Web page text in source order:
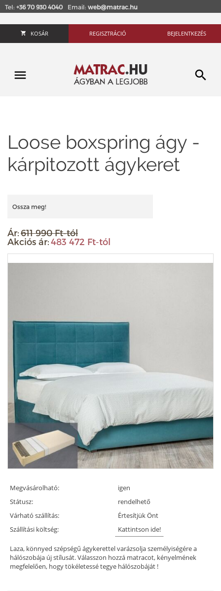
Tel: +36 70 930 4040 Email: web@matrac.hu
KOSÁR REGISZTRÁCIÓ BEJELENTKEZÉS
Loose boxspring ágy -
kárpitozott ágykeret
Ossza meg!
Ár:611 990 Ft-tól
Akciós ár:483 472 Ft-tól
Megvásárolható:
igen
Státusz:
rendelhető
Várható szállítás:
Értesítjük Önt
Szállítási költség:
Kattintson ide!
Laza, könnyed szépségű ágykerettel varázsolja személyiségére a
hálószobája új stílusát. Válasszon hozzá matracot, kényelmének
megfelelően, hogy tökéletessé tegye hálószobáját !